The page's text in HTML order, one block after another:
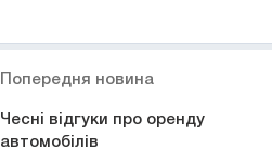
Попередня новина
Чесні відгуки про оренду
автомобілів